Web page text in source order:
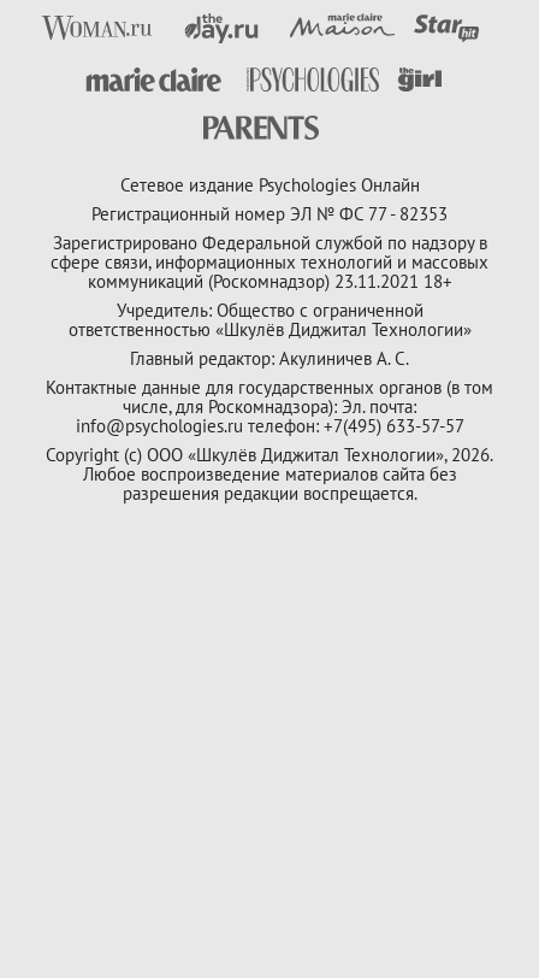
Сетевое издание Psychologies Онлайн
Регистрационный номер ЭЛ № ФС 77 - 82353
Зарегистрировано Федеральной службой по надзору в
сфере связи, информационных технологий и массовых
коммуникаций (Роскомнадзор) 23.11.2021 18+
Учредитель: Общество с ограниченной
ответственностью «Шкулёв Диджитал Технологии»
Главный редактор: Акулиничев А. С.
Контактные данные для государственных органов (в том
числе, для Роскомнадзора): Эл. почта:
info@psychologies.ru телефон: +7(495) 633-57-57
Copyright (с) ООО «Шкулёв Диджитал Технологии», 2026.
Любое воспроизведение материалов сайта без
разрешения редакции воспрещается.